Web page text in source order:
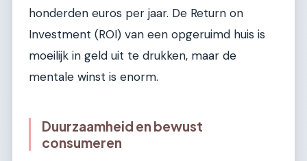
honderden euros per jaar. De Return on
Investment (ROI) van een opgeruimd huis is
moeilijk in geld uit te drukken, maar de
mentale winst is enorm.
Duurzaamheid en bewust
consumeren